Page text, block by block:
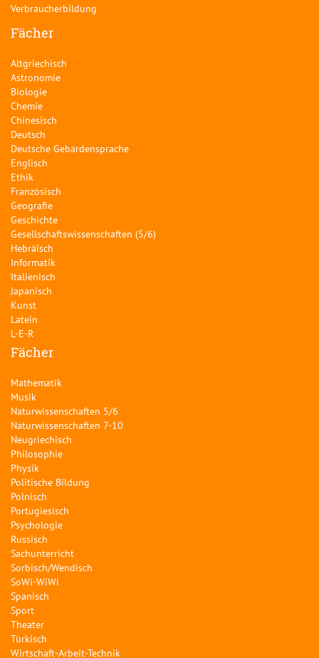
Verbraucherbildung
Fächer
Altgriechisch
Astronomie
Biologie
Chemie
Chinesisch
Deutsch
Deutsche Gebärdensprache
Englisch
Ethik
Französisch
Geografie
Geschichte
Gesellschaftswissenschaften (5/6)
Hebräisch
Informatik
Italienisch
Japanisch
Kunst
Latein
L-E-R
Fächer
Mathematik
Musik
Naturwissenschaften 5/6
Naturwissenschaften 7-10
Neugriechisch
Philosophie
Physik
Politische Bildung
Polnisch
Portugiesisch
Psychologie
Russisch
Sachunterricht
Sorbisch/Wendisch
SoWi-WiWi
Spanisch
Sport
Theater
Türkisch
Wirtschaft-Arbeit-Technik